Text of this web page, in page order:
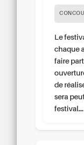
Le
chaque
faire
de
sera
festival…